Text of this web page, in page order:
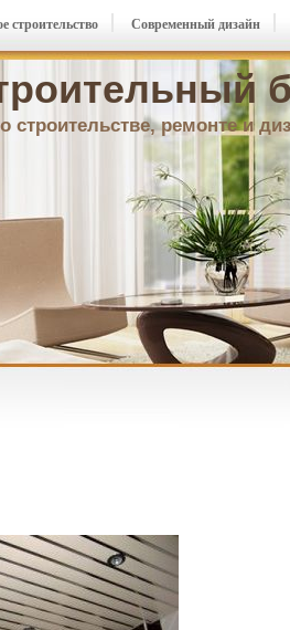
строительстве, ремонте и
строительство Современный дизайн